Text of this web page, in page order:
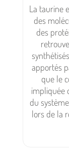
La taurine
des
des
apportés
que le
impliquée
du
lors de la